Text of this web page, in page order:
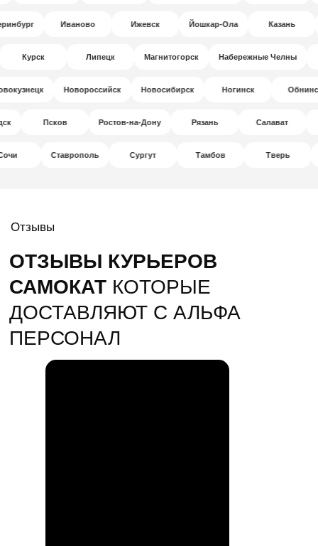
Иваново Ижевск Йошкар-Ола Казань
Курск Липецк Магнитогорск Набережные Челны
Новороссийск Новосибирск Ногинск Обнинск
Псков Ростов-на-Дону Рязань Салават
Ставрополь Сургут Тамбов Тверь
Наше комьюнити в телеграм →